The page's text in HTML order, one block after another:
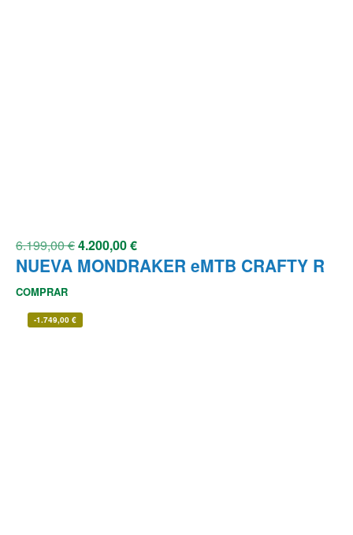
6.199,00€4.200,00€
NUEVA MONDRAKER eMTB CRAFTY R
COMPRAR
-1.749,00 €